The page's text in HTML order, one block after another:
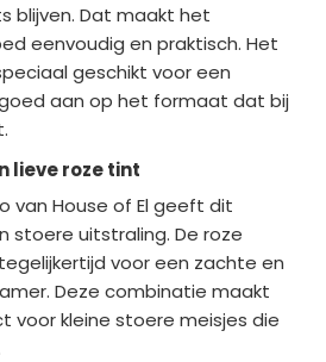
blijven. Dat maakt het
eenvoudig en praktisch. Het
geschikt voor een
aan op het formaat dat bij
lieve roze tint
van House of El geeft dit
stoere uitstraling. De roze
voor een zachte en
Deze combinatie maakt
voor kleine stoere meisjes die